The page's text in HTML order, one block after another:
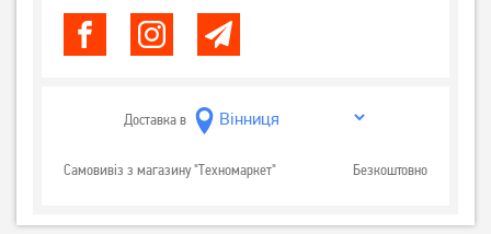
Доставка в
Самовивіз з магазину "Техномаркет" Безкоштовно